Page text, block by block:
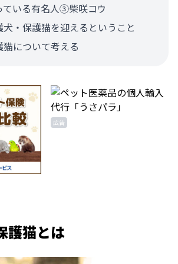
ている有名人③柴咲コウ
・保護猫を迎えるということ
について考える
広告
護猫とは